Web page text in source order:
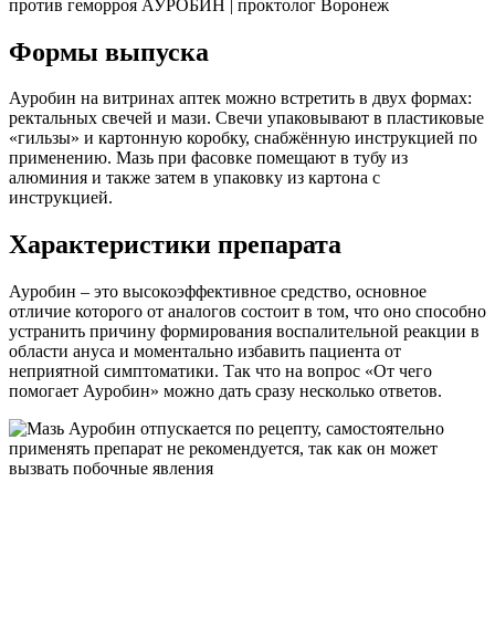
против геморроя АУРОБИН | проктолог Воронеж
Формы выпуска
Ауробин на витринах аптек можно встретить в двух формах:
ректальных свечей и мази. Свечи упаковывают в пластиковые
«гильзы» и картонную коробку, снабжённую инструкцией по
применению. Мазь при фасовке помещают в тубу из
алюминия и также затем в упаковку из картона с
инструкцией.
Характеристики препарата
Ауробин – это высокоэффективное средство, основное
отличие которого от аналогов состоит в том, что оно способно
устранить причину формирования воспалительной реакции в
области ануса и моментально избавить пациента от
неприятной симптоматики. Так что на вопрос «От чего
помогает Ауробин» можно дать сразу несколько ответов.